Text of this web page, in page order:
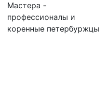
Мастера -
профессионалы и
коренные петербуржцы